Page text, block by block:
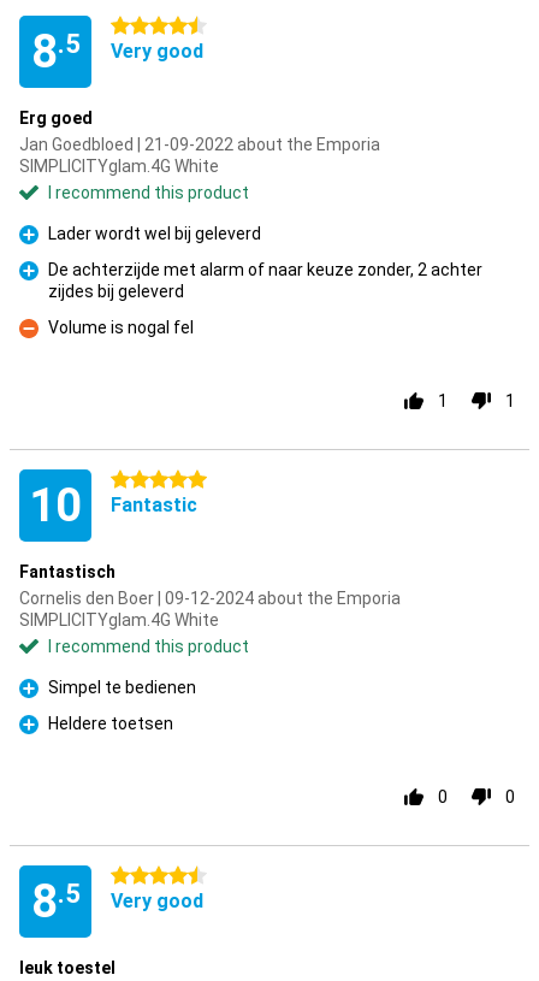
8.5
4.5 stars
Very good
Erg goed
Jan Goedbloed | 21-09-2022 about the Emporia
SIMPLICITYglam.4G White
I recommend this product
Pro
Lader wordt wel bij geleverd
De achterzijde met alarm of naar keuze zonder, 2 achter
zijdes bij geleverd
Con
Volume is nogal fel
1 1
10 5 stars
Fantastic
Fantastisch
Cornelis den Boer | 09-12-2024 about the Emporia
SIMPLICITYglam.4G White
I recommend this product
Pro
Simpel te bedienen
Pro
Heldere toetsen
0 0
8.5
4.5 stars
Very good
leuk toestel